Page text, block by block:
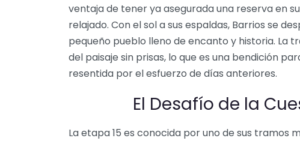
ventaja de tener ya asegurada una reserva en
relajado. Con el sol a sus espaldas, Barrios se
pequeño pueblo lleno de encanto y historia. La
del paisaje sin prisas, lo que es una bendición
resentida por el esfuerzo de días anteriores.
El Desafío de la
La etapa 15 es conocida por uno de sus tramos